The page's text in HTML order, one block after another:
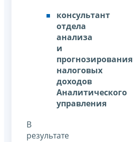
консультант
отдела
анализа
и
прогнозирования
налоговых
доходов
Аналитического
управления
В
результате